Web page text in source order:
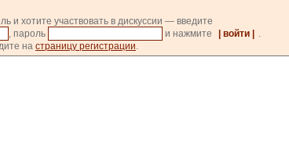
и хотите участвовать в дискуссии — введите
, пароль и нажмите | войти |
.
на страницу регистрации.